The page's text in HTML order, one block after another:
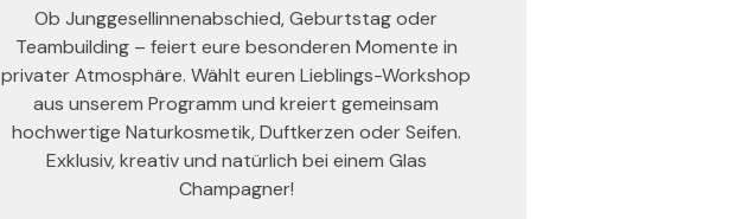
Ob Junggesellinnenabschied, Geburtstag oder
Teambuilding – feiert eure besonderen Momente in
privater Atmosphäre. Wählt euren Lieblings-Workshop
aus unserem Programm und kreiert gemeinsam
hochwertige Naturkosmetik, Duftkerzen oder Seifen.
Exklusiv, kreativ und natürlich bei einem Glas
Champagner!